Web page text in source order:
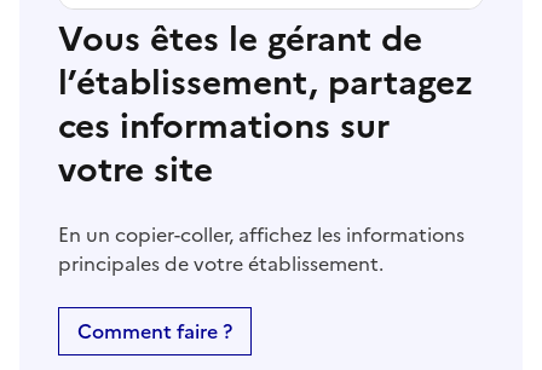
Vous êtes le gérant de
l’établissement, partagez
ces informations sur
votre site
En un copier-coller, affichez les informations
principales de votre établissement.
Comment faire ?